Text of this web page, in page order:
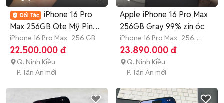
iPhone 16 Pro
Max 256GB Qte Mỹ Pin
93 Zin ốc 98%
iPhone 16 Pro Max 256 GB
22.500.000 đ
Q. Ninh Kiều
P. Tân An mới
Apple iPhone 16 Pro Max
256GB Gray 99% zin óc
iPhone 16 Pro Max 256
GB Còn bảo hành
23.890.000 đ
Q. Ninh Kiều
P. Tân An mới